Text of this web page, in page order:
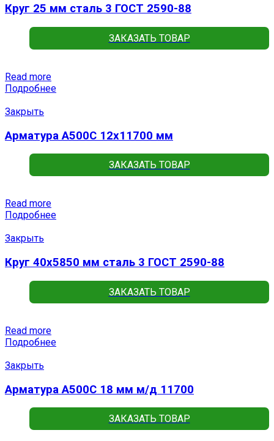
Круг 25 мм сталь 3 ГОСТ 2590-88
ЗАКАЗАТЬ ТОВАР
Read more
Подробнее
Закрыть
Арматура А500С 12х11700 мм
ЗАКАЗАТЬ ТОВАР
Read more
Подробнее
Закрыть
Круг 40х5850 мм сталь 3 ГОСТ 2590-88
ЗАКАЗАТЬ ТОВАР
Read more
Подробнее
Закрыть
Арматура А500С 18 мм м/д 11700
ЗАКАЗАТЬ ТОВАР